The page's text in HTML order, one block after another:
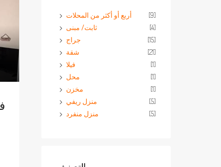
أربع أو أكثر من المحلات [9]
ثابت/ مبنى [4]
جراج [15]
شقة [21]
فيلا [1]
محل [1]
مخزن [1]
منزل ريفي [5]
منزل منفرد [5]